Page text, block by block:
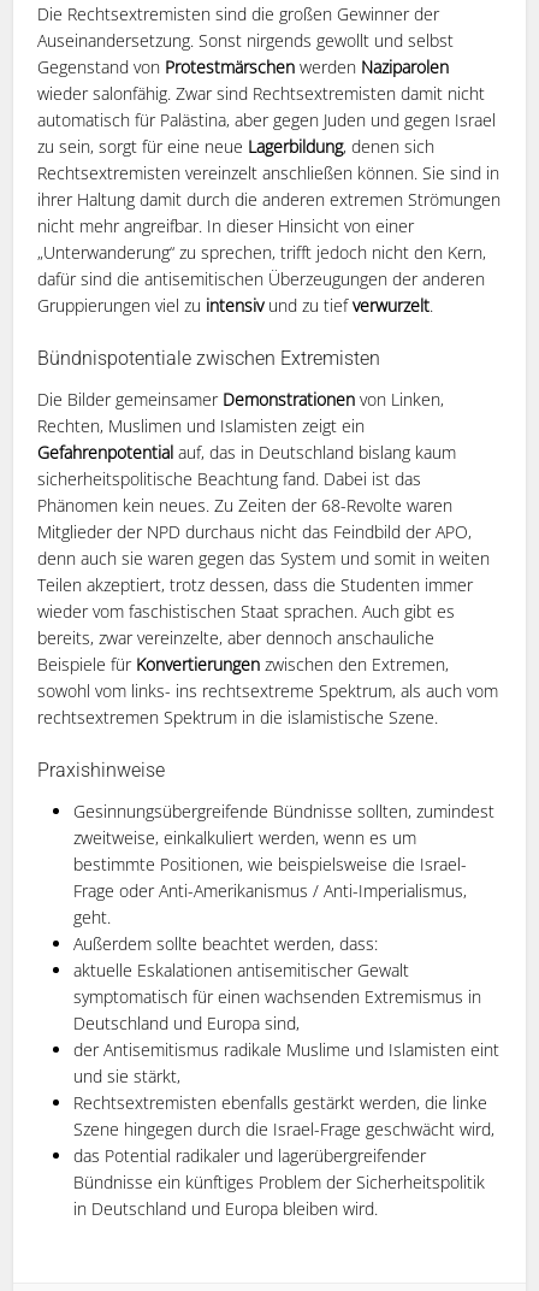
Die Rechtsextremisten sind die großen Gewinner der
Auseinandersetzung. Sonst nirgends gewollt und selbst
Gegenstand von Protestmärschenwerden Naziparolen
wieder salonfähig. Zwar sind Rechtsextremisten damit nicht
automatisch für Palästina, aber gegen Juden und gegen Israel
zu sein, sorgt für eine neue Lagerbildung, denen sich
Rechtsextremisten vereinzelt anschließen können. Sie sind in
ihrer Haltung damit durch die anderen extremen Strömungen
nicht mehr angreifbar. In dieser Hinsicht von einer
„Unterwanderung“ zu sprechen, trifft jedoch nicht den Kern,
dafür sind die antisemitischen Überzeugungen der anderen
Gruppierungen viel zu intensiv und zu tiefverwurzelt.
Bündnispotentiale zwischen Extremisten
Die Bilder gemeinsamer Demonstrationenvon Linken,
Rechten, Muslimen und Islamisten zeigt ein
Gefahrenpotentialauf, das in Deutschland bislang kaum
sicherheitspolitische Beachtung fand. Dabei ist das
Phänomen kein neues. Zu Zeiten der 68-Revolte waren
Mitglieder der NPD durchaus nicht das Feindbild der APO,
denn auch sie waren gegen das System und somit in weiten
Teilen akzeptiert, trotz dessen, dass die Studenten immer
wieder vom faschistischen Staat sprachen. Auch gibt es
bereits, zwar vereinzelte, aber dennoch anschauliche
Beispiele für Konvertierungen zwischen den Extremen,
sowohl vom links- ins rechtsextreme Spektrum, als auch vom
rechtsextremen Spektrum in die islamistische Szene.
Praxishinweise
Gesinnungsübergreifende Bündnisse sollten, zumindest
zweitweise, einkalkuliert werden, wenn es um
bestimmte Positionen, wie beispielsweise die Israel-
Frage oder Anti-Amerikanismus / Anti-Imperialismus,
geht.
Außerdem sollte beachtet werden, dass:
aktuelle Eskalationen antisemitischer Gewalt
symptomatisch für einen wachsenden Extremismus in
Deutschland und Europa sind,
der Antisemitismus radikale Muslime und Islamisten eint
und sie stärkt,
Rechtsextremisten ebenfalls gestärkt werden, die linke
Szene hingegen durch die Israel-Frage geschwächt wird,
das Potential radikaler und lagerübergreifender
Bündnisse ein künftiges Problem der Sicherheitspolitik
in Deutschland und Europa bleiben wird.